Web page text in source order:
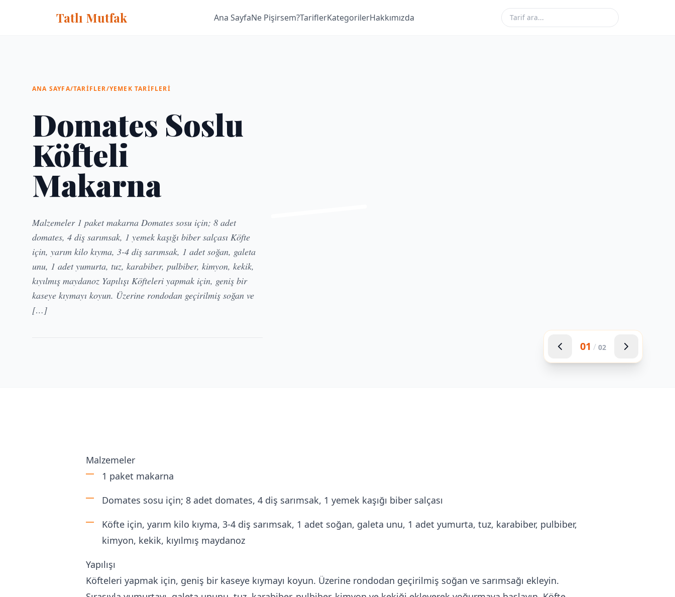
Tatlı Mutfak Ana SayfaNe Pişirsem?TariflerKategorilerHakkımızda
ANA SAYFA/TARIFLER/YEMEK TARIFLERI
Domates Soslu
Köfteli
Makarna
Malzemeler 1 paket makarna Domates sosu için; 8 adet
domates, 4 diş sarımsak, 1 yemek kaşığı biber salçası Köfte
için, yarım kilo kıyma, 3-4 diş sarımsak, 1 adet soğan, galeta
unu, 1 adet yumurta, tuz, karabiber, pulbiber, kimyon, kekik,
kıyılmış maydanoz Yapılışı Köfteleri yapmak için, geniş bir
kaseye kıymayı koyun. Üzerine rondodan geçirilmiş soğan ve
[…]
01 / 02
Malzemeler
1 paket makarna
Domates sosu için; 8 adet domates, 4 diş sarımsak, 1 yemek kaşığı biber salçası
Köfte için, yarım kilo kıyma, 3-4 diş sarımsak, 1 adet soğan, galeta unu, 1 adet yumurta, tuz, karabiber, pulbiber,
kimyon, kekik, kıyılmış maydanoz
Yapılışı
Köfteleri yapmak için, geniş bir kaseye kıymayı koyun. Üzerine rondodan geçirilmiş soğan ve sarımsağı ekleyin.